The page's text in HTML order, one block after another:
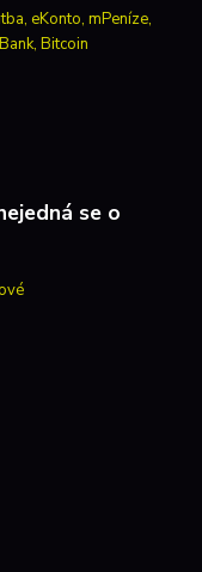
se o